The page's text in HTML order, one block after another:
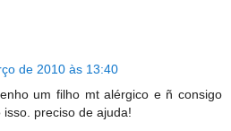
de 2010 às 13:40
um filho mt alérgico e ñ consigo
preciso de ajuda!